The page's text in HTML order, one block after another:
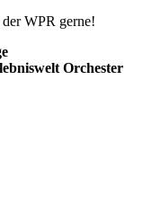
WPR gerne!
Orchester